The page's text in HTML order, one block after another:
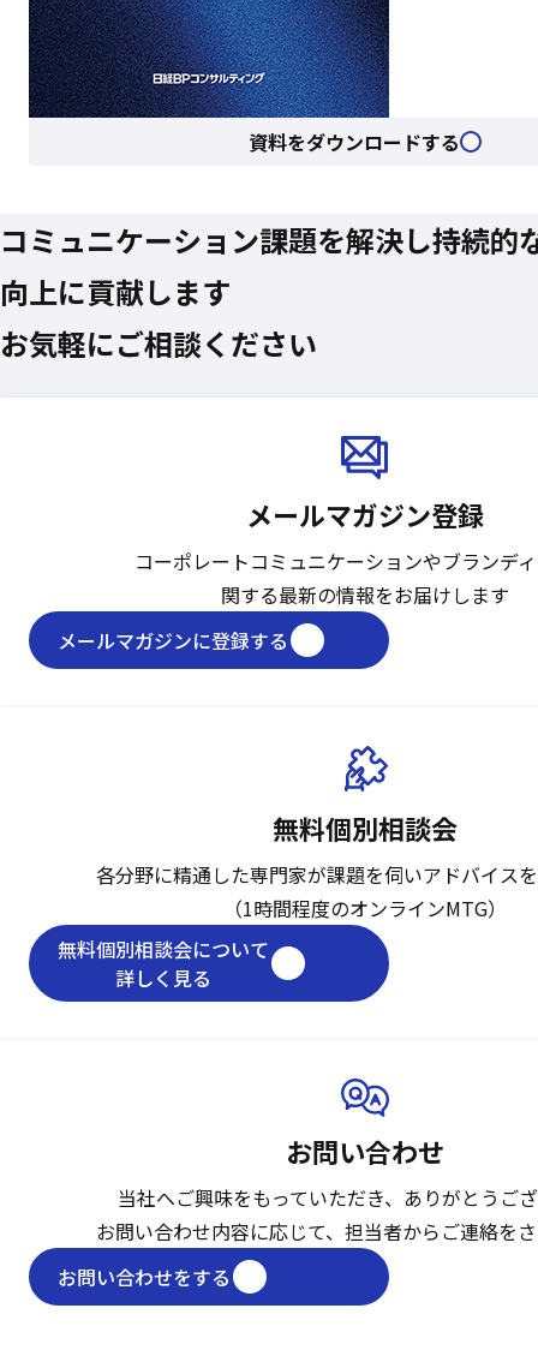
資料をダウンロードする
コミュニケーション課題を解決し持続的
向上に貢献します
お気軽にご相談ください
メールマガジン登録
コーポレートコミュニケーションやブランデ
関する最新の情報をお届けします
メールマガジンに登録する
無料個別相談会
各分野に精通した専門家が課題を伺いアドバイス
（1時間程度のオンラインMTG）
無料個別相談会について
詳しく見る
お問い合わせ
当社へご興味をもっていただき、 ありがとうご
お問い合わせ内容に応じて、 担当者からご連絡を
お問い合わせをする